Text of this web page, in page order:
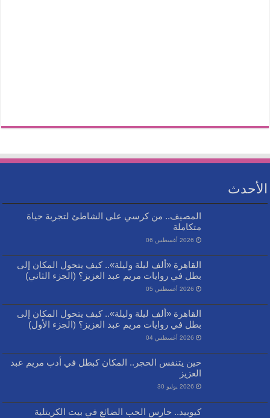
الأحدث
المصيف.. من كرسي على الشاطئ لتجربة حياة
متكاملة
2026 أغسطس 06
القاهرة «ألف ليلة وليلة».. كيف يتحول المكان إلى
بطل في روايات مريم عبد العزيز؟ (الجزء الثاني)
2026 أغسطس 05
القاهرة «ألف ليلة وليلة».. كيف يتحول المكان إلى
بطل في روايات مريم عبد العزيز؟ (الجزء الأول)
2026 أغسطس 04
حين يتنفس الحجر.. المكان كبطل في أدب مريم عبد
العزيز
2026 يوليو 30
كيوبيد.. حارس الحب الضائع في بيت الكريتلية